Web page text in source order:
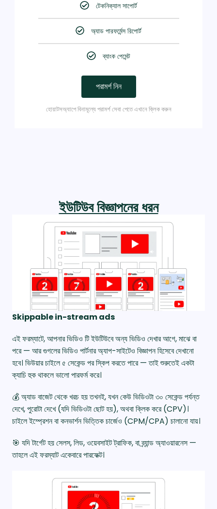
টেকনিক্যাল সাপোর্ট
অ্যাড পারফর্মেন্স রিপোর্ট
ব্যাংক পেমেন্ট
পরামর্শ নিন
হোয়াটসঅ্যাপে বিনামূল্যে পরামর্শ সেবা পেতে এখানে ক্লিক করুন
ইউটিউব বিজ্ঞাপনের ধরন
Skippable in-stream ads
এই ফরম্যাটে, আপনার ভিডিও টি ইউটিউবে অন্য ভিডিও দেখার আগে, মাঝে বা
পরে — আর গুগলের ভিডিও পার্টনার অ্যাপ-সাইটেও বিজ্ঞাপন হিসেবে দেখানো
হবে। ভিউয়ার চাইলে ৫ সেকেন্ড পর স্কিপ করতে পারে — তাই শুরুতেই একটা
ক্যাচি হুক থাকলে ভালো পারফর্ম করে।
💰 অ্যাড বাজেট থেকে খরচ হয় তখনই, যখন কেউ ভিডিওটা ৩০ সেকেন্ড পর্যন্ত
দেখে, পুরোটা দেখে (যদি ভিডিওটা ছোট হয়), অথবা ক্লিক করে (CPV)।
চাইলে ইম্প্রেশন বা কনভার্শন ভিত্তিক চার্জেও (CPM/CPA) চালানো যায়।
🎯 যদি টার্গেট হয় সেলস, লিড, ওয়েবসাইট ট্রাফিক, বা ব্র্যান্ড অ্যাওয়ারনেস —
তাহলে এই ফরম্যাট একেবারে পারফেক্ট।